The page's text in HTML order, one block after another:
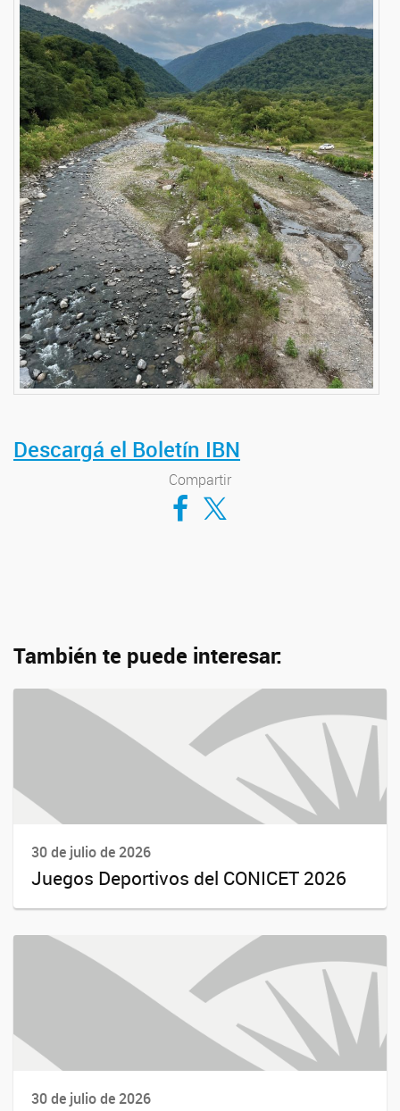
Descargá el Boletín IBN
Compartir
Compartir en Facebook
Compartir en Twitter
También te puede interesar:
30 de julio de 2026
Juegos Deportivos del CONICET 2026
30 de julio de 2026